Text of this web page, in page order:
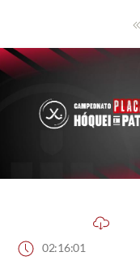
02:16:01